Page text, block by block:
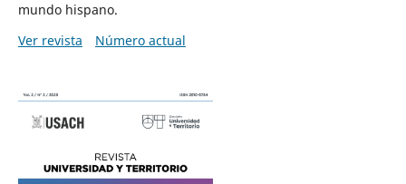
mundo hispano.
Ver revista
Número actual